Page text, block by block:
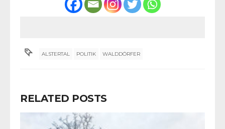
ALSTERTAL POLITIK WALDDÖRFER
RELATED POSTS